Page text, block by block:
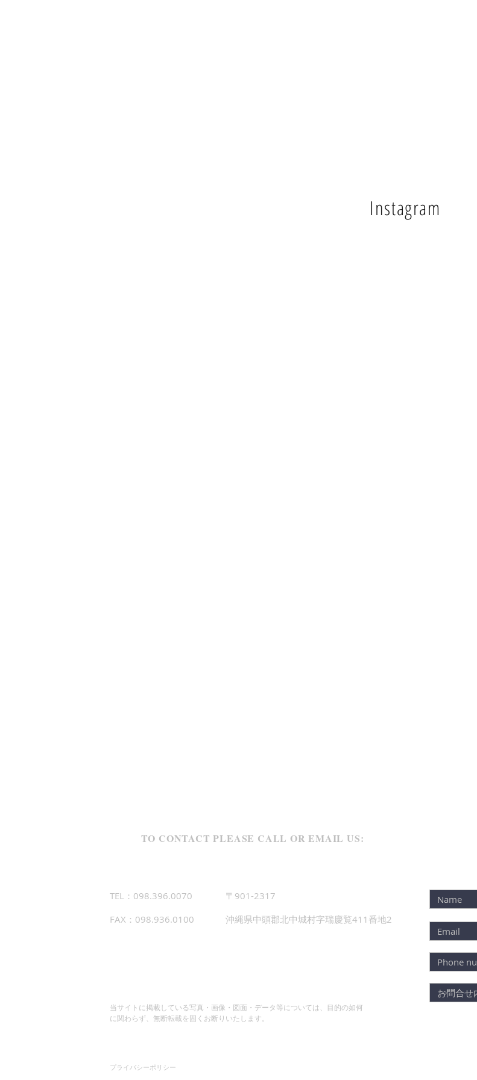
Instagram
TO CONTACT PLEASE CALL OR EMAIL US:
TEL：098.396.0070
〒901-2317
FAX：098.936.0100
沖縄県中頭郡北中城村字瑞慶覧411番地2
当サイトに掲載している写真・画像・図面・データ等については、目的の如何
に関わらず、無断転載を固くお断りいたします。
プライバシーポリシー